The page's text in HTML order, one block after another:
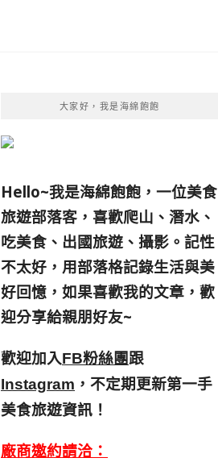
大家好，我是海綿飽飽
Hello~我是海綿飽飽，一位美食
旅遊部落客， 喜歡爬山、潛水、
吃美食、出國旅遊、攝影。 記性
不太好，用部落格記錄生活與美
好回憶， 如果喜歡我的文章，歡
迎分享給親朋好友~
歡迎加入FB粉絲團跟
Instagram ，不定期更新第一手
美食旅遊資訊！
廠商邀約請洽：